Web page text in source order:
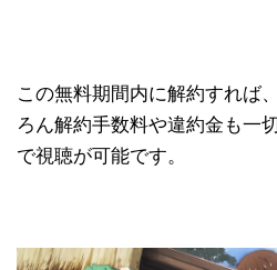
この無料期間内に解約すれば
ろん解約手数料や違約金も一
で視聴が可能です。